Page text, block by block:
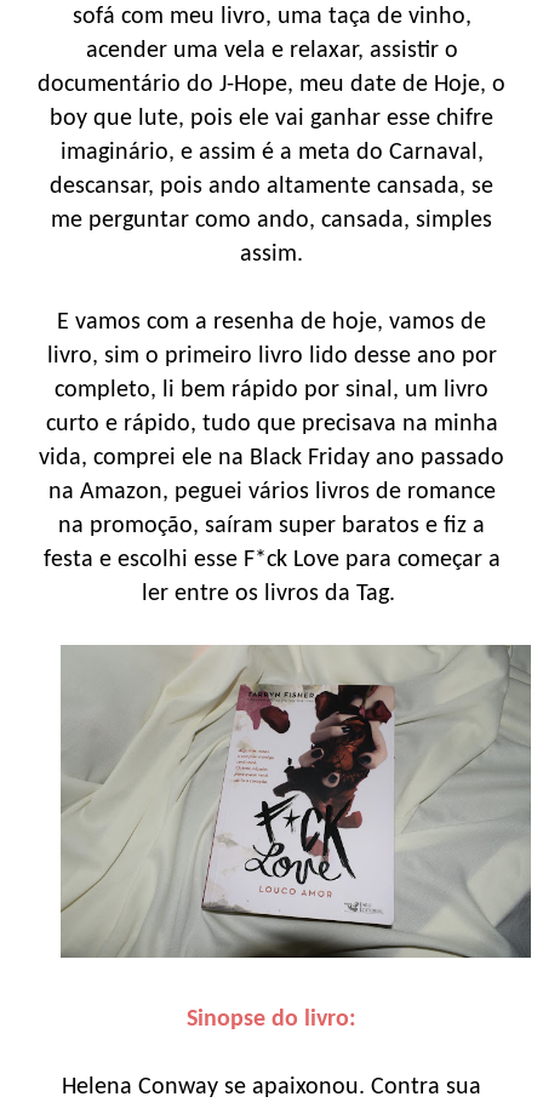
sofá com meu livro, uma taça de vinho,
acender uma vela e relaxar, assistir o
documentário do J-Hope, meu date de Hoje, o
boy que lute, pois ele vai ganhar esse chifre
imaginário, e assim é a meta do Carnaval,
descansar, pois ando altamente cansada, se
me perguntar como ando, cansada, simples
assim.
E vamos com a resenha de hoje, vamos de
livro, sim o primeiro livro lido desse ano por
completo, li bem rápido por sinal, um livro
curto e rápido, tudo que precisava na minha
vida, comprei ele na Black Friday ano passado
na Amazon, peguei vários livros de romance
na promoção, saíram super baratos e fiz a
festa e escolhi esse F*ck Love para começar a
ler entre os livros da Tag.
Sinopse do livro:
Helena Conway se apaixonou. Contra sua